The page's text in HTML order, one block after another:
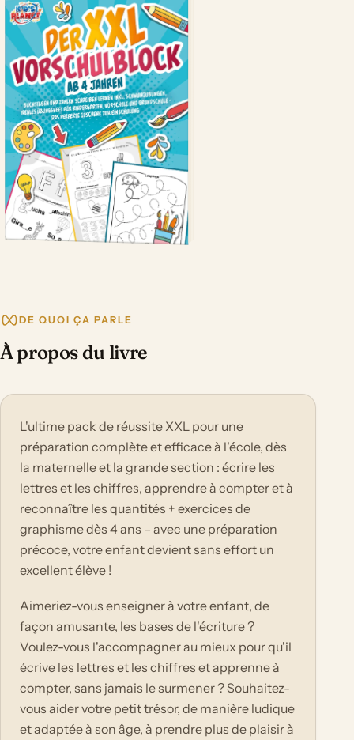
DE QUOI ÇA PARLE
À propos du livre
L'ultime pack de réussite XXL pour une
préparation complète et efficace à l'école, dès
la maternelle et la grande section : écrire les
lettres et les chiffres, apprendre à compter et à
reconnaître les quantités + exercices de
graphisme dès 4 ans – avec une préparation
précoce, votre enfant devient sans effort un
excellent élève !
Aimeriez-vous enseigner à votre enfant, de
façon amusante, les bases de l'écriture ?
Voulez-vous l'accompagner au mieux pour qu'il
écrive les lettres et les chiffres et apprenne à
compter, sans jamais le surmener ? Souhaitez-
vous aider votre petit trésor, de manière ludique
et adaptée à son âge, à prendre plus de plaisir à